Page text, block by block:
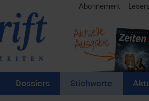
Abonnement
Aktuelle
Ausgabe
Dossiers Stichworte